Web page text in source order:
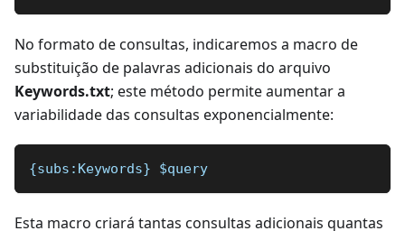
No formato de consultas, indicaremos a macro de
substituição de palavras adicionais do arquivo
Keywords.txt; este método permite aumentar a
variabilidade das consultas exponencialmente:
{subs:Keywords} $query
Esta macro criará tantas consultas adicionais quantas